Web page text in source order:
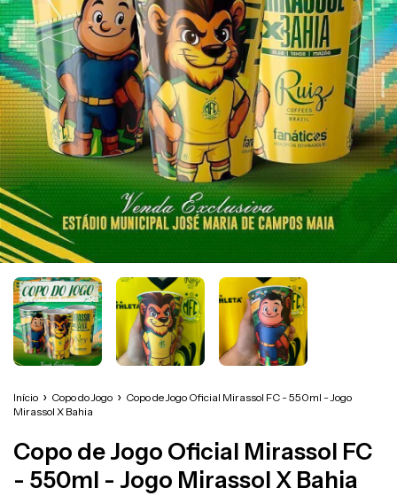
Início Copo do Jogo
Copo de Jogo Oficial Mirassol FC - 550ml - Jogo
Mirassol X Bahia
Copo de Jogo Oficial Mirassol FC
- 550ml - Jogo Mirassol X Bahia